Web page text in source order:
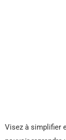
Visez à simplifier